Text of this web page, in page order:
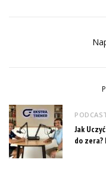
Jak
do zera?